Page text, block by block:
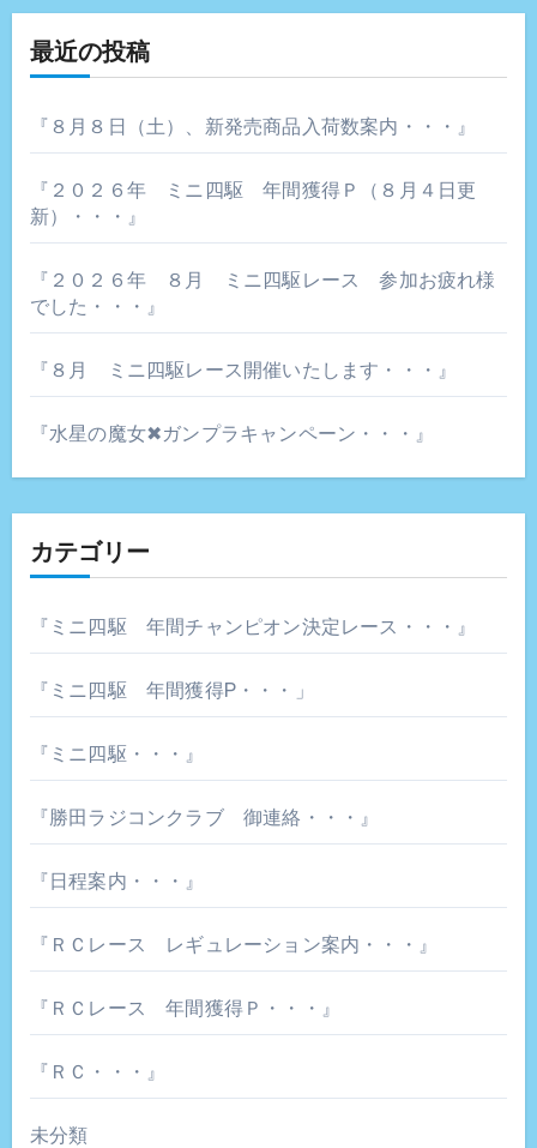
シ
ョ
ン
最近の投稿
『８月８日（土）、新発売商品入荷数案内・・・』
『２０２６年 ミニ四駆 年間獲得Ｐ（８月４日更
新）・・・』
『２０２６年 ８月 ミニ四駆レース 参加お疲れ様
でした・・・』
『８月 ミニ四駆レース開催いたします・・・』
『水星の魔女✖ガンプラキャンペーン・・・』
カテゴリー
『ミニ四駆 年間チャンピオン決定レース・・・』
『ミニ四駆 年間獲得P・・・」
『ミニ四駆・・・』
『勝田ラジコンクラブ 御連絡・・・』
『日程案内・・・』
『ＲＣレース レギュレーション案内・・・』
『ＲＣレース 年間獲得Ｐ・・・』
『ＲＣ・・・』
未分類